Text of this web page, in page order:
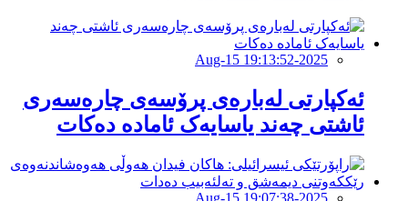
2025-Aug-15 19:13:52
ئەکپارتی لەبارەی پرۆسەی چارەسەری
ئاشتی چەند یاسایەک ئامادە دەکات